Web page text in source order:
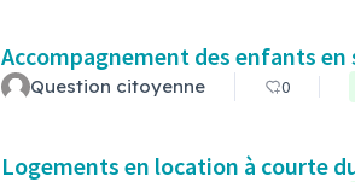
Accompagnement des enfants
Question citoyenne 0
Logements en location à courte